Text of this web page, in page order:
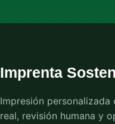
Imprenta
Impresión
real, revisión humana y